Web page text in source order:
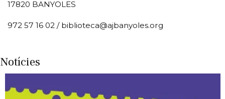
17820 BANYOLES
972 57 16 02 / biblioteca@ajbanyoles.org
Notícies